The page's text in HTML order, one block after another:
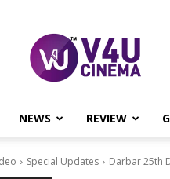
CINEMA
NEWS REVIEW
Special Updates Darbar 25th